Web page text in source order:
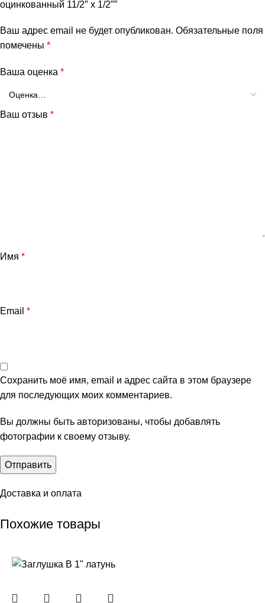
оцинкованный 11/2″ х 1/2″”
Ваш адрес email не будет опубликован. Обязательные поля
помечены *
Ваша оценка *
Ваш отзыв *
Имя *
Email *
Сохранить моё имя, email и адрес сайта в этом браузере
для последующих моих комментариев.
Вы должны быть авторизованы, чтобы добавлять
фотографии к своему отзыву.
Доставка и оплата
Похожие товары